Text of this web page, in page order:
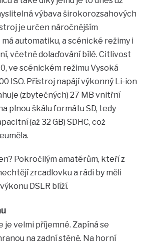
výbava širokorozsahových
je určen náročnějším
automatiku, a scénické režimy i
včetně dolaďování bílé. Citlivost
ve scénickém režimu Vysoká
ISO. Přístroj napájí výkonný Li-ion
(zbytečných) 27 MB vnitřní
plnou škálu formátu SD, tedy
(až 32 GB) SDHC, což
Pokročilým amatérům, kteří z
zrcadlovku a rádi by měli
DSLR blíží.
je velmi příjemné. Zapíná se
na zadní stěně. Na horní